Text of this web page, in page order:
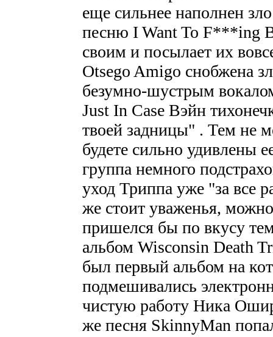
еще сильнее наполнен
песню I Want To F***ing
своим и посылает их
Otsego Amigo снобжена
безумно-шустрым
Just In Case Вэйн
твоей задницы" . Тем не
будете сильно удивлены
группа немного
уход Триппа уже "за все
же стоит уваженья,
пришелся бы по вкусу
альбом Wisconsin Death
был первый альбом на
подмешивались
чистую работу Ника
же песня SkinnyMan